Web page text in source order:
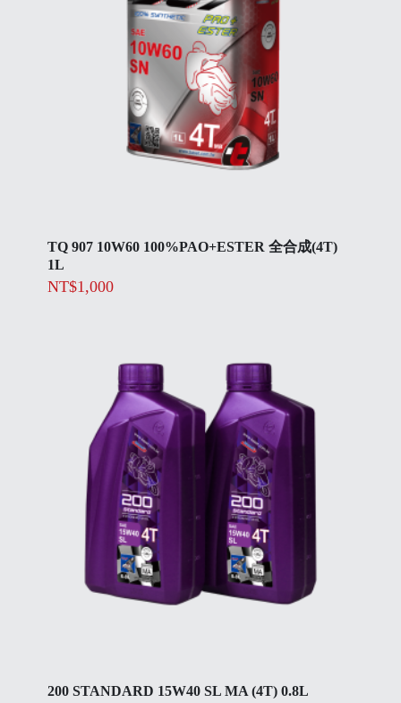
TQ 907 10W60 100%PAO+ESTER 全合成(4T)
1L
NT$1,000
200 STANDARD 15W40 SL MA (4T) 0.8L